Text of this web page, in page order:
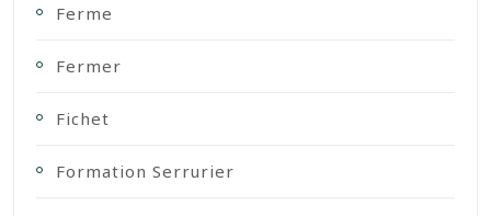
Ferme
Fermer
Fichet
Formation Serrurier